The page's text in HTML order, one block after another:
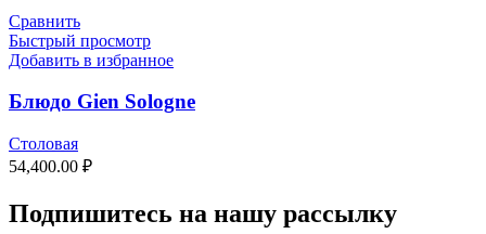
Сравнить
Быстрый просмотр
Добавить в избранное
Блюдо Gien Sologne
Столовая
54,400.00 ₽
Подпишитесь на нашу рассылку